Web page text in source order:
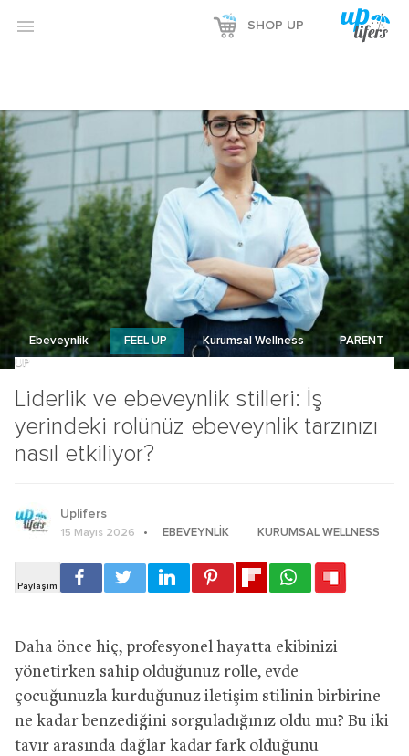
Reklamı Göster
Reklamı Gizle
 SHOP UP
Liderlik ve ebeveynlik stilleri: İş
yerindeki rolünüz ebeveynlik tarzınızı
nasıl etkiliyor?
Ebeveynlik FEEL UP Kurumsal Wellness
PARENT
UP
Uplifers
15 Mayıs 2026 EBEVEYNLIK KURUMSAL WELLNESS
Daha önce hiç, profesyonel hayatta ekibinizi
yönetirken sahip olduğunuz rolle, evde
çocuğunuzla kurduğunuz iletişim stilinin birbirine
ne kadar benzediğini sorguladığınız oldu mu? Bu iki
tavır arasında dağlar kadar fark olduğunu